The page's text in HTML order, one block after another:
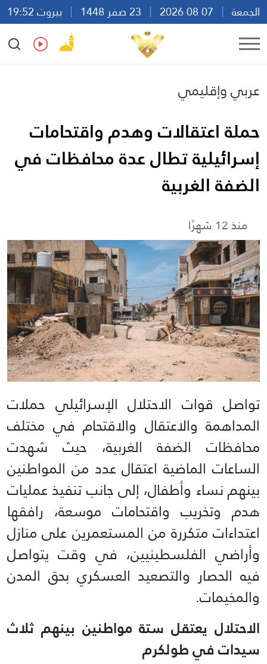
الجمعة
بيروت 19:52
Ar
En Fr Es
عربي وإقليمي
حملة اعتقالات وهدم واقتحامات
إسرائيلية تطال عدة محافظات في
الضفة الغربية
منذ 12 شهرًا
تواصل قوات الاحتلال الإسرائيلي حملات
المداهمة والاعتقال والاقتحام في مختلف
محافظات الضفة الغربية، حيث شهدت
الساعات الماضية اعتقال عدد من المواطنين
بينهم نساء وأطفال، إلى جانب تنفيذ عمليات
هدم وتخريب واقتحامات موسعة، رافقها
اعتداءات متكررة من المستعمرين على منازل
وأراضي الفلسطينيين، في وقت يتواصل
فيه الحصار والتصعيد العسكري بحق المدن
والمخيمات.
الاحتلال يعتقل ستة مواطنين بينهم ثلاث
سيدات في طولكرم